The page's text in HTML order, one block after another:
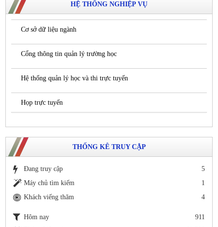
HỆ THỐNG NGHIỆP VỤ
Cơ sở dữ liệu ngành
Cổng thông tin quản lý trường học
Hệ thống quản lý học và thi trực tuyến
Họp trực tuyến
THỐNG KÊ TRUY CẬP
Đang truy cập
5
Máy chủ tìm kiếm
1
Khách viếng thăm
4
Hôm nay
911